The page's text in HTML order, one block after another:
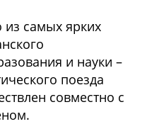
самых ярких
и науки –
поезда
совместно с